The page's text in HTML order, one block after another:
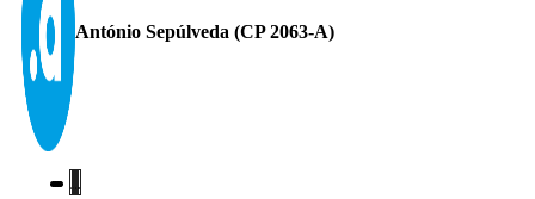
António Sepúlveda (CP 2063-A)